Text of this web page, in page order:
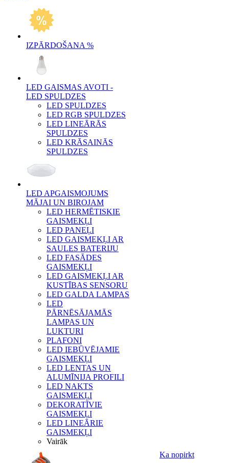
IZPĀRDOŠANA %
LED GAISMAS AVOTI -
LED SPULDZES
LED SPULDZES
LED RGB SPULDZES
LED LINEĀRĀS
SPULDZES
LED KRĀSAINĀS
SPULDZES
LED APGAISMOJUMS
MĀJAI UN BIROJAM
LED HERMĒTISKIE
GAISMEKĻI
LED PANEĻI
LED GAISMEKĻI AR
SAULES BATERIJU
LED FASĀDES
GAISMEKĻI
LED GAISMEKĻI AR
KUSTĪBAS SENSORU
LED GALDA LAMPAS
LED
PĀRNĒSĀJAMĀS
LAMPAS UN
LUKTURI
PLAFONI
LED IEBŪVĒJAMIE
GAISMEKĻI
LED LENTAS UN
ALUMĪNIJA PROFILI
LED NAKTS
GAISMEKĻI
DEKORATĪVIE
GAISMEKĻI
LED LINEĀRIE
GAISMEKĻI
Vairāk
Ka nopirkt